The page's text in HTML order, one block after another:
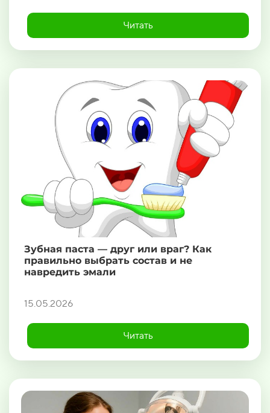
Читать
Зубная паста — друг или враг? Как
правильно выбрать состав и не
навредить эмали
15.05.2026
Читать